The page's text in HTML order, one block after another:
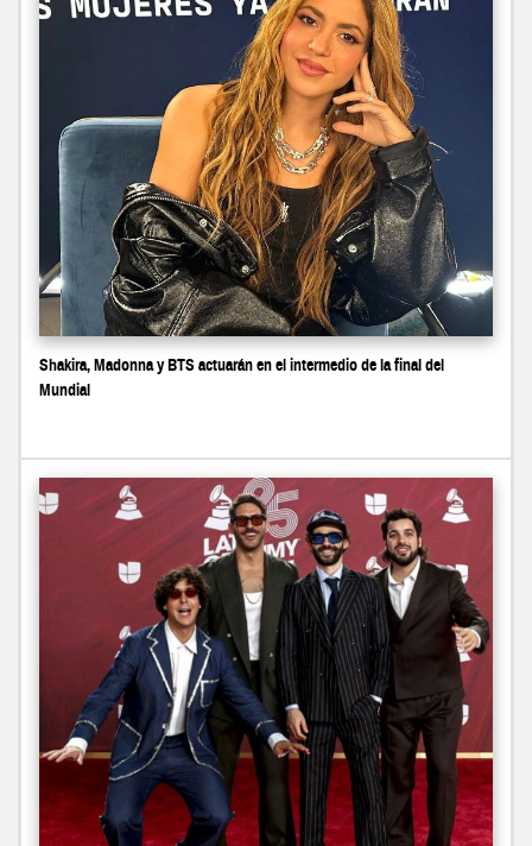
Shakira, Madonna y BTS actuarán en el intermedio de la final del
Mundial